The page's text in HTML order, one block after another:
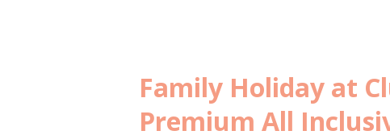
(heart/love) yang keindahannya
di kalangan blogger dan penggiat
Family Holiday at
Premium All